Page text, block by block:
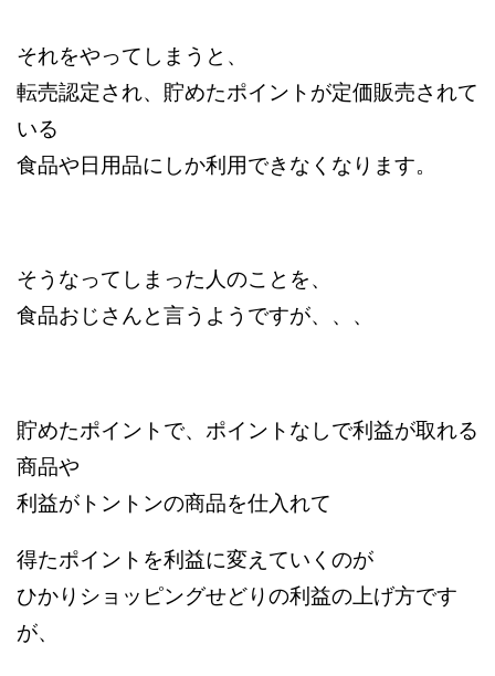
それをやってしまうと、
転売認定され、貯めたポイントが定価販売されて
いる
食品や日用品にしか利用できなくなります。
そうなってしまった人のことを、
食品おじさんと言うようですが、、、
貯めたポイントで、ポイントなしで利益が取れる
商品や
利益がトントンの商品を仕入れて
得たポイントを利益に変えていくのが
ひかりショッピングせどりの利益の上げ方です
が、